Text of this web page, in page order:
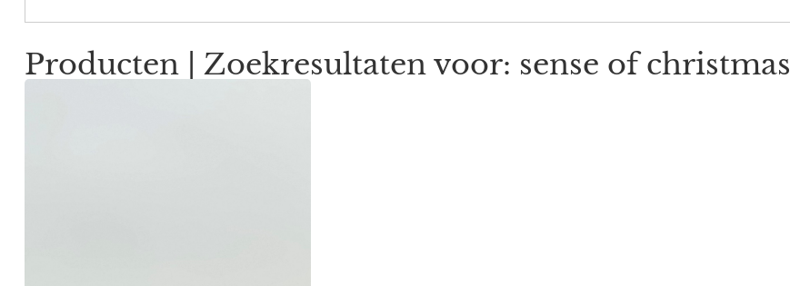
Producten | Zoekresultaten voor: sense of christmas